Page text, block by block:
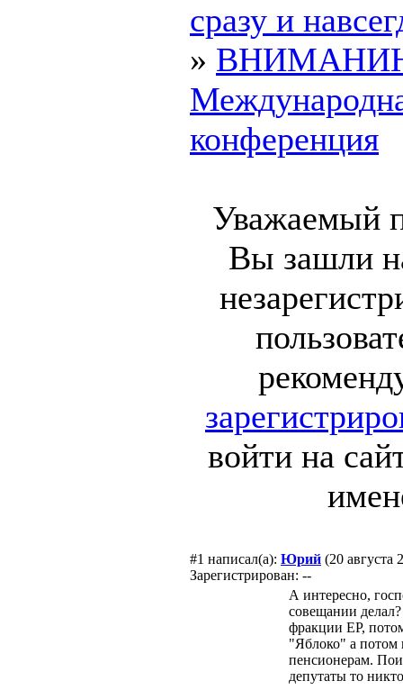
сразу и
»
конференция
Уважаемый
Вы зашли
войти на
#1 написал(а): Юрий (20 августа
Зарегистрирован: --
А интересно,
совещании
фракции ЕР,
"Яблоко" а потом
пенсионерам.
депутаты то